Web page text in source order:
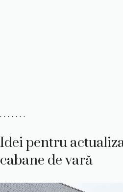
. . . . . . .
Idei pentru
cabane de vară